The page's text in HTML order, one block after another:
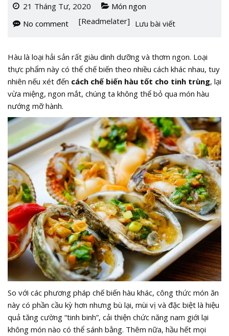
21 Tháng Tư, 2020
Món ngon
No comment
[Readmelater] Lưu bài viết
Hàu là loại hải sản rất giàu dinh dưỡng và thơm ngon. Loại
thực phẩm này có thể chế biến theo nhiều cách khác nhau, tuy
nhiên nếu xét đến cách chế biến hàu tốt cho tinh trùng, lại
vừa miệng, ngon mắt, chúng ta không thể bỏ qua món hàu
nướng mỡ hành.
So với các phương pháp chế biến hàu khác, công thức món ăn
này có phần cầu kỳ hơn nhưng bù lại, mùi vị và đặc biệt là hiệu
quả tăng cường “tinh binh”, cải thiện chức năng nam giới lại
không món nào có thể sánh bằng. Thêm nữa, hầu hết mọi